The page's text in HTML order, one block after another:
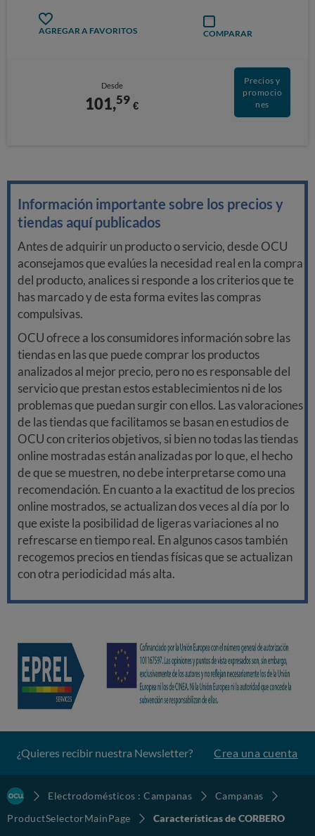
AGREGAR A FAVORITOS COMPARAR
Desde
101,59 €
Precios y
promocio
nes
Información importante sobre los precios y
tiendas aquí publicados
Antes de adquirir un producto o servicio, desde OCU
aconsejamos que evalúes la necesidad real en la compra
del producto, analices si responde a los criterios que te
has marcado y de esta forma evites las compras
compulsivas.
OCU ofrece a los consumidores información sobre las
tiendas en las que puede comprar los productos
analizados al mejor precio, pero no es responsable del
servicio que prestan estos establecimientos ni de los
problemas que puedan surgir con ellos. Las valoraciones
de las tiendas que facilitamos se basan en estudios de
OCU con criterios objetivos, si bien no todas las tiendas
online mostradas están analizadas por lo que, el hecho
de que se muestren, no debe interpretarse como una
recomendación. En cuanto a la exactitud de los precios
online mostrados, se actualizan dos veces al día por lo
que existe la posibilidad de ligeras variaciones al no
refrescarse en tiempo real. En algunos casos también
recogemos precios en tiendas físicas que se actualizan
con otra periodicidad más alta.
¿Quieres recibir nuestra Newsletter? Crea una cuenta
Electrodomésticos : Campanas
Campanas
ProductSelectorMainPage
Características de CORBERO